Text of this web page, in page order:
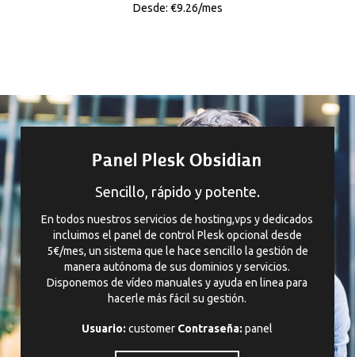
Desde: €9.26/mes
Panel Plesk Obsidian
Sencillo, rápido y potente.
En todos nuestros servicios de hosting,vps y dedicados
incluimos el panel de control Plesk opcional desde
5€/mes, un sistema que le hace sencillo la gestión de
manera autónoma de sus dominios y servicios.
Disponemos de vídeo manuales y ayuda en linea para
hacerle más fácil su gestión.
Usuario: customer Contraseña: panel